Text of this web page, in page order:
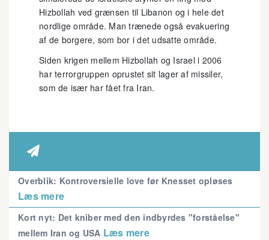
Hizbollah ved grænsen til Libanon og i hele det
nordlige område. Man trænede også evakuering
af de borgere, som bor i det udsatte område.
Siden krigen mellem Hizbollah og Israel i 2006
har terrorgruppen oprustet sit lager af missiler,
som de især har fået fra Iran.

Overblik: Kontroversielle love før Knesset opløses
Læs mere
Kort nyt: Det kniber med den indbyrdes "forståelse"
mellem Iran og USA Læs mere